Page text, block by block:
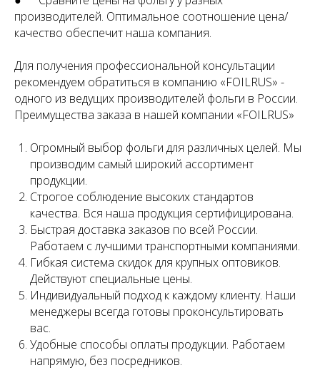
производителей. Оптимальное соотношение цена/
качество обеспечит наша компания.
Для получения профессиональной консультации
рекомендуем обратиться в компанию «FOILRUS» -
одного из ведущих производителей фольги в России.
Преимущества заказа в нашей компании «FOILRUS»
Огромный выбор фольги для различных целей. Мы
производим самый широкий ассортимент
продукции.
Строгое соблюдение высоких стандартов
качества. Вся наша продукция сертифицирована.
Быстрая доставка заказов по всей России.
Работаем с лучшими транспортными компаниями.
Гибкая система скидок для крупных оптовиков.
Действуют специальные цены.
Индивидуальный подход к каждому клиенту. Наши
менеджеры всегда готовы проконсультировать
вас.
Удобные способы оплаты продукции. Работаем
напрямую, без посредников.